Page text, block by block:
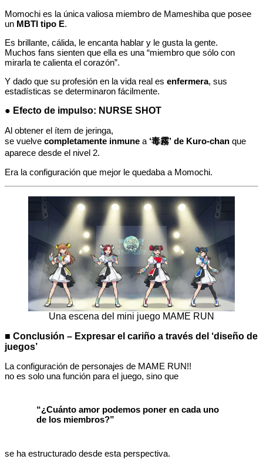
Momochi es la única valiosa miembro de Mameshiba que posee
un MBTI tipo E.
Es brillante, cálida, le encanta hablar y le gusta la gente.
Muchos fans sienten que ella es una “miembro que sólo con
mirarla te calienta el corazón”.
Y dado que su profesión en la vida real es enfermera, sus
estadísticas se determinaron fácilmente.
● Efecto de impulso: NURSE SHOT
Al obtener el ítem de jeringa,
se vuelve completamente inmune a ‘毒霧’ de Kuro-chan que
aparece desde el nivel 2.
Era la configuración que mejor le quedaba a Momochi.
Una escena del mini juego MAME RUN
■ Conclusión – Expresar el cariño a través del ‘diseño de
juegos’
La configuración de personajes de MAME RUN!!
no es solo una función para el juego, sino que
“¿Cuánto amor podemos poner en cada uno
de los miembros?”
se ha estructurado desde esta perspectiva.